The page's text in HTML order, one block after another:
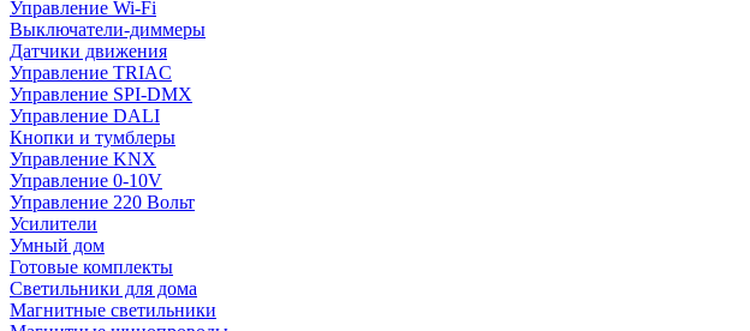
Управление Wi-Fi
Выключатели-диммеры
Датчики движения
Управление TRIAC
Управление SPI-DMX
Управление DALI
Кнопки и тумблеры
Управление KNX
Управление 0-10V
Управление 220 Вольт
Усилители
Умный дом
Готовые комплекты
Светильники для дома
Магнитные светильники